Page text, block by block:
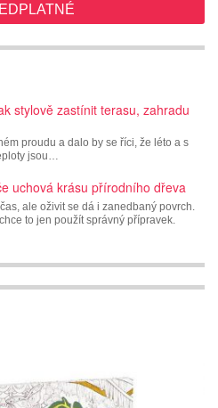
stylově zastínit terasu, zahradu
proudu a dalo by se říci, že léto a s
jsou…
uchová krásu přírodního dřeva
ale oživit se dá i zanedbaný povrch.
to jen použít správný přípravek.